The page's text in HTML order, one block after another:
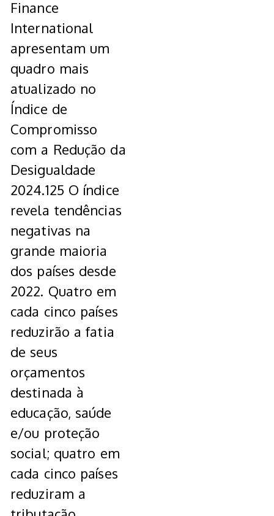
Finance
International
apresentam um
quadro mais
atualizado no
Índice de
Compromisso
com a Redução da
Desigualdade
2024.125 O índice
revela tendências
negativas na
grande maioria
dos países desde
2022. Quatro em
cada cinco países
reduzirão a fatia
de seus
orçamentos
destinada à
educação, saúde
e/ou proteção
social; quatro em
cada cinco países
reduziram a